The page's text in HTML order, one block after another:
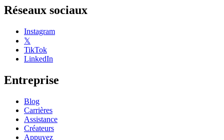
Réseaux sociaux
Instagram
𝕏
TikTok
LinkedIn
Entreprise
Blog
Carrières
Assistance
Créateurs
Appuyez